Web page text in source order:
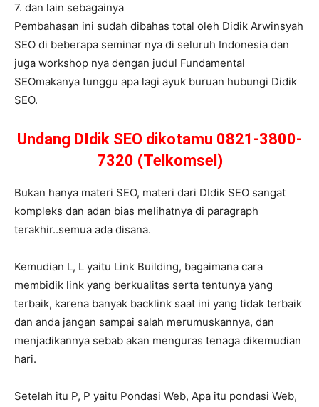
7. dan lain sebagainya
Pembahasan ini sudah dibahas total oleh Didik Arwinsyah
SEO di beberapa seminar nya di seluruh Indonesia dan
juga workshop nya dengan judul Fundamental
SEOmakanya tunggu apa lagi ayuk buruan hubungi Didik
SEO.
Undang DIdik SEO dikotamu 0821-3800-
7320 (Telkomsel)
Bukan hanya materi SEO, materi dari DIdik SEO sangat
kompleks dan adan bias melihatnya di paragraph
terakhir..semua ada disana.
Kemudian L, L yaitu Link Building, bagaimana cara
membidik link yang berkualitas serta tentunya yang
terbaik, karena banyak backlink saat ini yang tidak terbaik
dan anda jangan sampai salah merumuskannya, dan
menjadikannya sebab akan menguras tenaga dikemudian
hari.
Setelah itu P, P yaitu Pondasi Web, Apa itu pondasi Web,